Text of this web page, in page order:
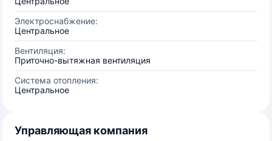
Электроснабжение:
Центральное
Вентиляция:
Приточно-вытяжная вентиляция
Система отопления:
Центральное
Управляющая компания